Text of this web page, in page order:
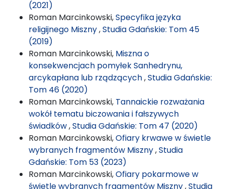
(2021)
Roman Marcinkowski,Specyfika języka
religijnego Miszny,Studia Gdańskie: Tom 45
(2019)
Roman Marcinkowski, Miszna o
konsekwencjach pomyłek Sanhedrynu,
arcykapłana lub rządzących,Studia Gdańskie:
Tom 46 (2020)
Roman Marcinkowski, Tannaickie rozważania
wokół tematu biczowania i fałszywych
świadków,Studia Gdańskie: Tom 47 (2020)
Roman Marcinkowski,Ofiary krwawe w świetle
wybranych fragmentów Miszny,Studia
Gdańskie: Tom 53 (2023)
Roman Marcinkowski,Ofiary pokarmowe w
świetle wybranych fragmentów Miszny,Studia